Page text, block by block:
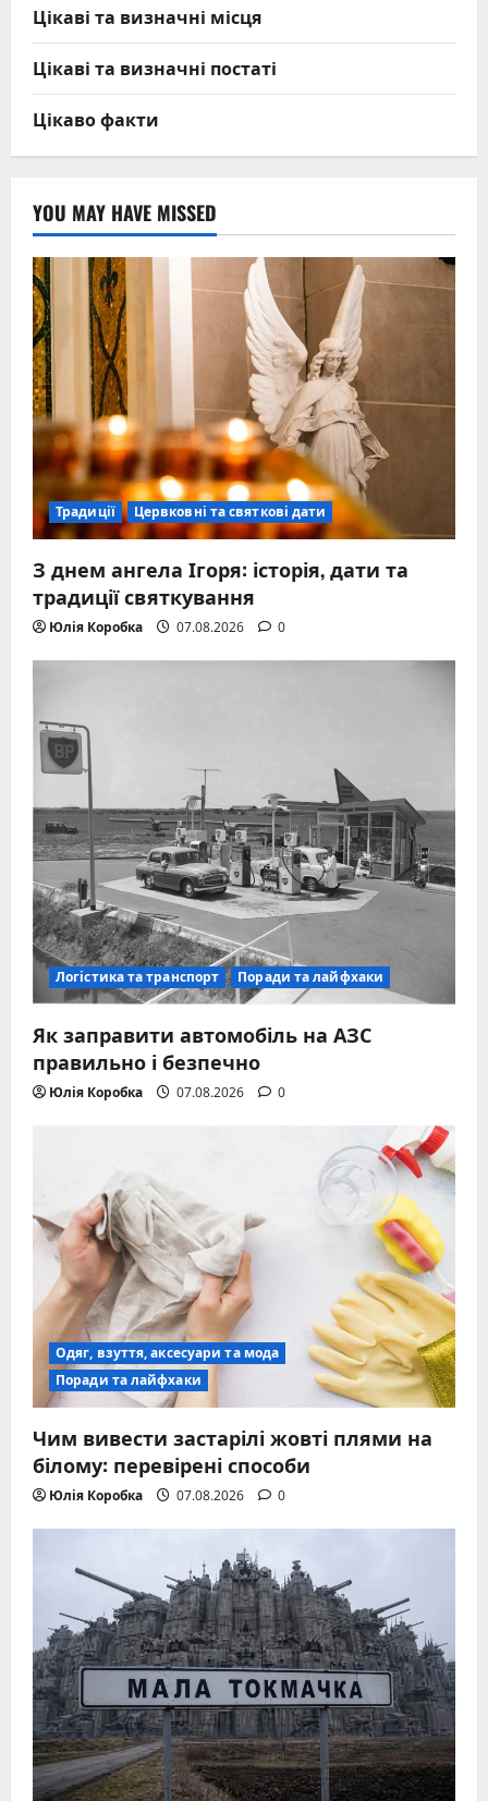
Цікаві та визначні місця
Цікаві та визначні постаті
Цікаво факти
YOU MAY HAVE MISSED
Традиції Цервковні та святкові дати
З днем ангела Ігоря: історія, дати та
традиції святкування
Юлія Коробка 07.08.2026 0
Логістика та транспорт Поради та лайфхаки
Як заправити автомобіль на АЗС
правильно і безпечно
Юлія Коробка 07.08.2026 0
Одяг, взуття, аксесуари та мода
Поради та лайфхаки
Чим вивести застарілі жовті плями на
білому: перевірені способи
Юлія Коробка 07.08.2026 0